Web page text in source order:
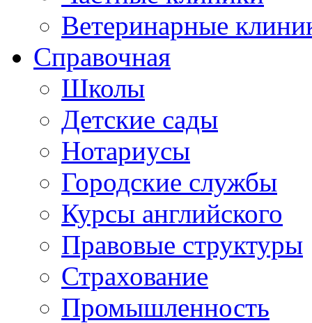
Ветеринарные
Справочная
Школы
Детские сады
Нотариусы
Городские службы
Курсы английского
Правовые структуры
Страхование
Промышленность